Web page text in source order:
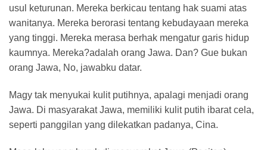
usul keturunan. Mereka berkicau tentang hak suami atas
wanitanya. Mereka berorasi tentang kebudayaan mereka
yang tinggi. Mereka merasa berhak mengatur garis hidup
kaumnya. Mereka?adalah orang Jawa. Dan? Gue bukan
orang Jawa, No, jawabku datar.
Magy tak menyukai kulit putihnya, apalagi menjadi orang
Jawa. Di masyarakat Jawa, memiliki kulit putih ibarat cela,
seperti panggilan yang dilekatkan padanya, Cina.